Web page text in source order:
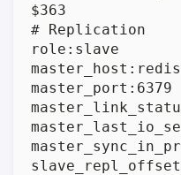
$363
# Replication
role:slave
master_port:6379